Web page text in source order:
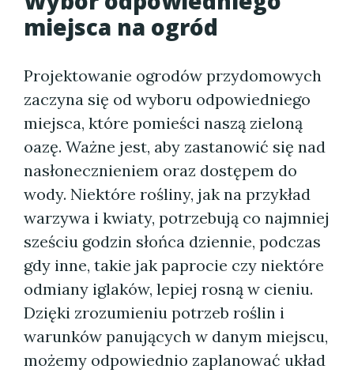
miejsca na ogród
Projektowanie ogrodów przydomowych
zaczyna się od wyboru odpowiedniego
miejsca, które pomieści naszą zieloną
oazę. Ważne jest, aby zastanowić się nad
nasłonecznieniem oraz dostępem do
wody. Niektóre rośliny, jak na przykład
warzywa i kwiaty, potrzebują co najmniej
sześciu godzin słońca dziennie, podczas
gdy inne, takie jak paprocie czy niektóre
odmiany iglaków, lepiej rosną w cieniu.
Dzięki zrozumieniu potrzeb roślin i
warunków panujących w danym miejscu,
możemy odpowiednio zaplanować układ